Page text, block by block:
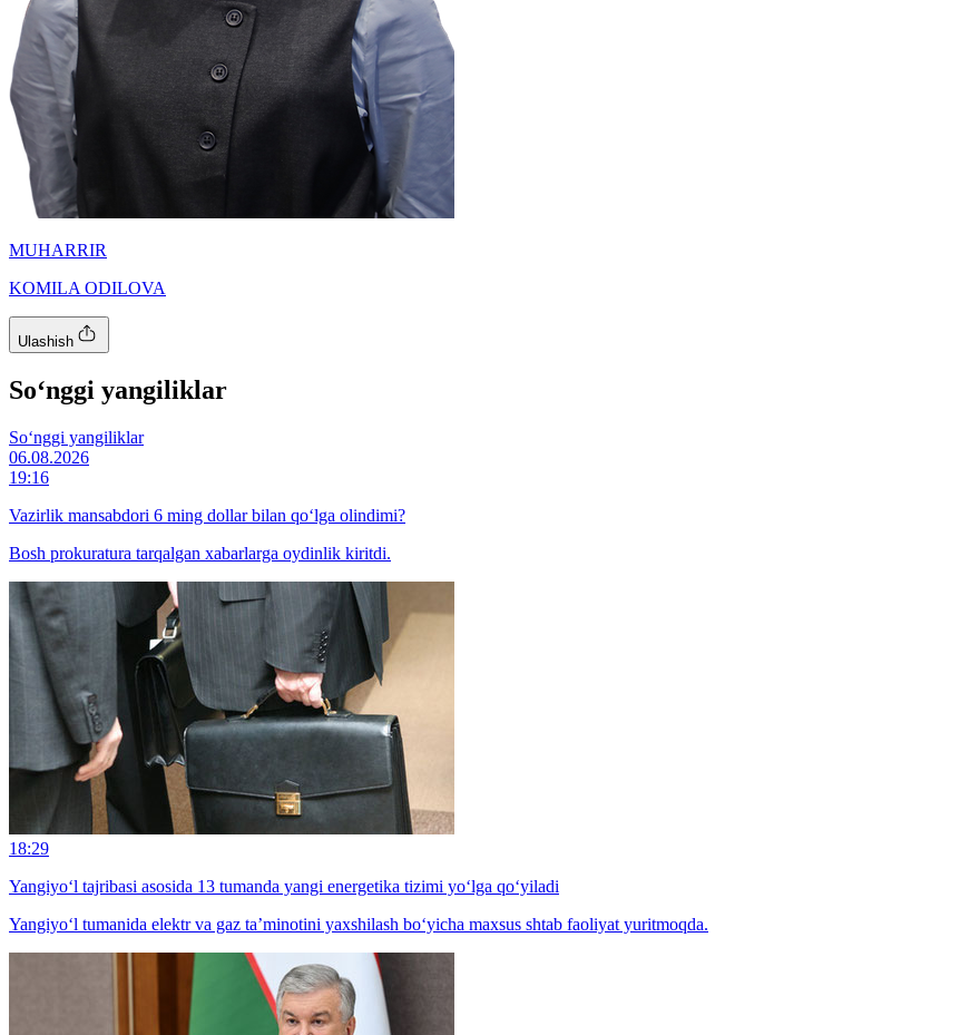
MUHARRIR
KOMILA ODILOVA
Ulashish
So‘nggi yangiliklar
So‘nggi yangiliklar
06.08.2026
19:16
Vazirlik mansabdori 6 ming dollar bilan qo‘lga olindimi?
Bosh prokuratura tarqalgan xabarlarga oydinlik kiritdi.
18:29
Yangiyo‘l tajribasi asosida 13 tumanda yangi energetika tizimi yo‘lga qo‘yiladi
Yangiyo‘l tumanida elektr va gaz ta’minotini yaxshilash bo‘yicha maxsus shtab faoliyat yuritmoqda.